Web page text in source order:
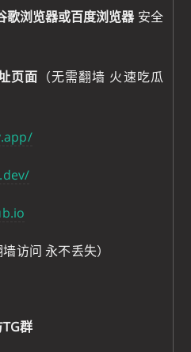
歌浏览器或百度浏览器安全
页面 （无需翻墙 火速吃瓜
墙访问 永不丢失）
群